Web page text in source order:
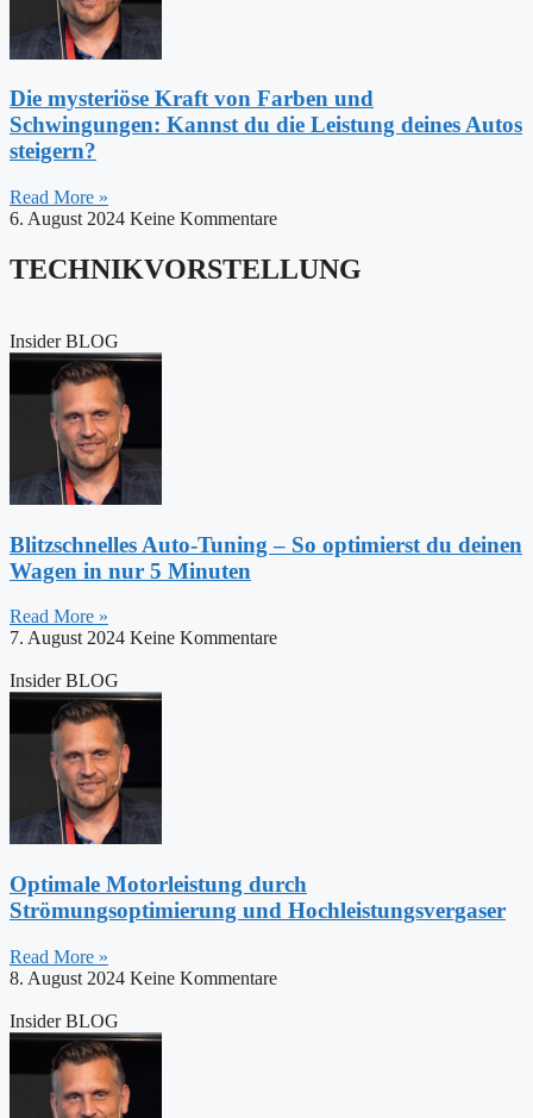
Die mysteriöse Kraft von Farben und
Schwingungen: Kannst du die Leistung deines Autos
steigern?
Read More »
6. August 2024 Keine Kommentare
TECHNIKVORSTELLUNG
Insider BLOG
Blitzschnelles Auto-Tuning – So optimierst du deinen
Wagen in nur 5 Minuten
Read More »
7. August 2024 Keine Kommentare
Insider BLOG
Optimale Motorleistung durch
Strömungsoptimierung und Hochleistungsvergaser
Read More »
8. August 2024 Keine Kommentare
Insider BLOG